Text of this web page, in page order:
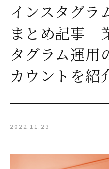
インスタグ
まとめ記事
タグラム運用
カウントを紹
2022.11.23